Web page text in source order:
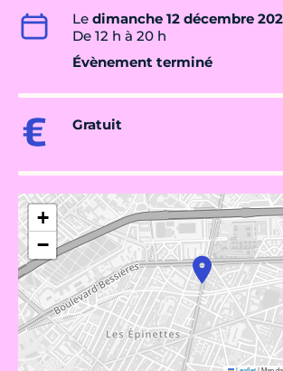
Le dimanche 12 décembre
De 12 h à 20 h
Évènement terminé
Gratuit
+
−